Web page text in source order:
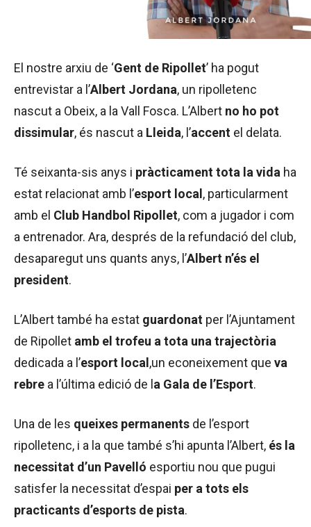
El nostre arxiu de ‘Gent de Ripollet’ ha pogut
entrevistar a l’Albert Jordana, un ripolletenc
nascut a Obeix, a la Vall Fosca. L’Albert no ho pot
dissimular, és nascut a Lleida, l’accent el delata.
Té seixanta-sis anys i pràcticament tota la vida ha
estat relacionat amb l’esport local , particularment
amb el Club Handbol Ripollet, com a jugador i com
a entrenador. Ara, després de la refundació del club,
desaparegut uns quants anys, l’Albert n’és el
president.
L’Albert també ha estat guardonat per l’Ajuntament
de Ripollet amb el trofeu a tota una trajectòria
dedicada a l’esport local ,un econeixement que va
rebre a l’última edició de l a Gala de l’Esport.
Una de les queixes permanents de l’esport
ripolletenc, i a la que també s’hi apunta l’Albert, és la
necessitat d’un Pavelló esportiu nou que pugui
satisfer la necessitat d’espai per a tots els
practicants d’esports de pista.